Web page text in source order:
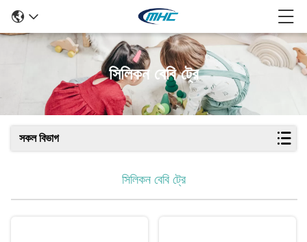
সিলিকন বেবি ট্রে
সকল বিভাগ
সিলিকন বেবি ট্রে